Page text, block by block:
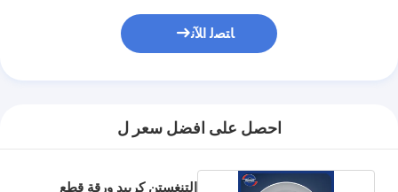
ﺎﺘﺼﻟ ﺍﻶﻧ
احصل على افضل سعر ل
التنغستن كربيد ورقة قطع